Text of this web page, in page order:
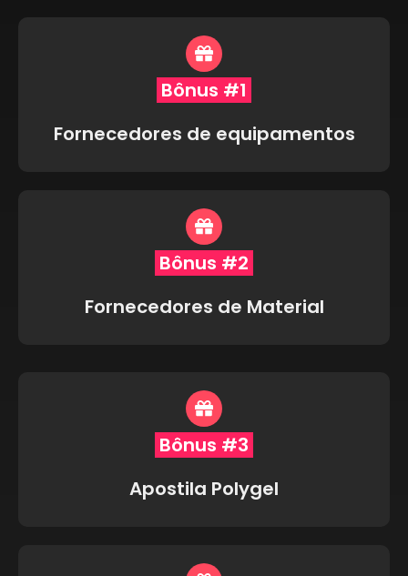
Bônus #1
Fornecedores de equipamentos
Bônus #2
Fornecedores de Material
Bônus #3
Apostila Polygel